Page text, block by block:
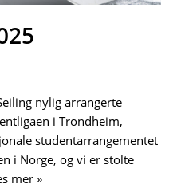
nylig arrangerte
i Trondheim,
studentarrangementet
i Norge, og vi er stolte
mer »